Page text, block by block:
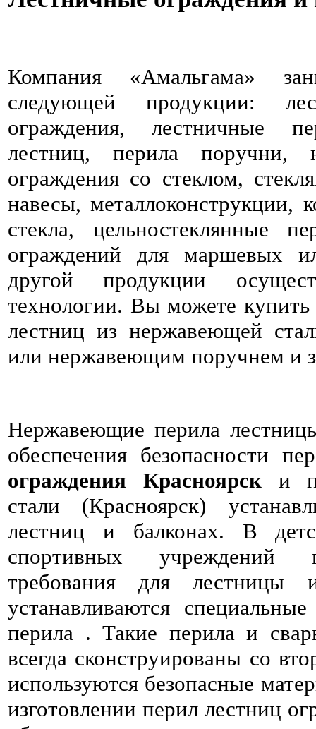
Компания «Амальгама»
следующей продукции:
ограждения, лестничные
лестниц, перила поручни,
ограждения со стеклом,
навесы, металлоконструкции,
стекла, цельностеклянные
ограждений для маршевых
другой продукции
технологии. Вы можете
лестниц из нержавеющей
или нержавеющим поручнем и
Нержавеющие перила
обеспечения безопасности
ограждения Красноярски
стали (Красноярск)
лестниц и балконах. В
спортивных учреждений
требования для лестницы
устанавливаются
перила . Такие перила и
всегда сконструированы со
используются безопасные
изготовлении перил лестниц